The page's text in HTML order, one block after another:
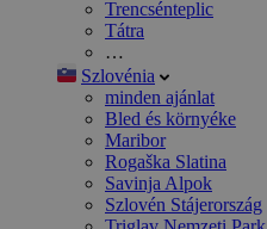
Trencsénteplic
Tátra
…
Szlovénia
minden ajánlat
Bled és környéke
Maribor
Rogaška Slatina
Savinja Alpok
Szlovén Stájerország